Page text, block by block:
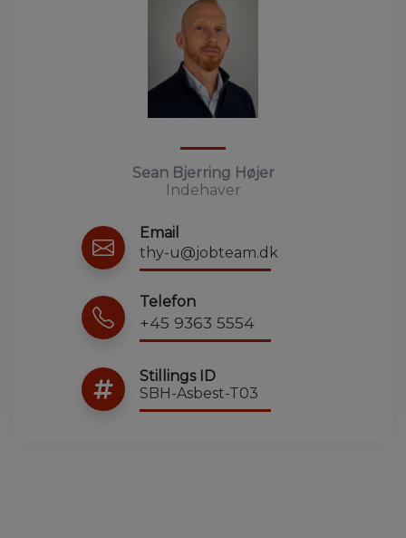
Sean Bjerring Højer
Indehaver
Email
thy-u@jobteam.dk
Telefon
+45 9363 5554
Stillings ID
SBH-Asbest-T03